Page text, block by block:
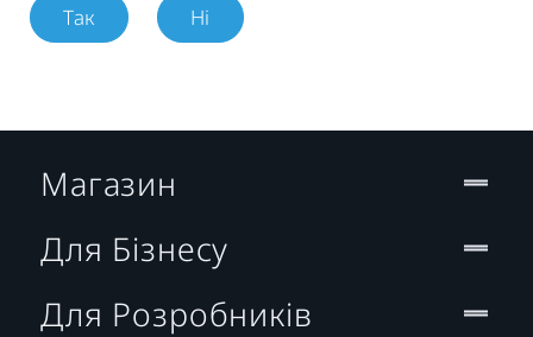
Так Ні
Магазин
Для Бізнесу
Для Розробників